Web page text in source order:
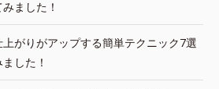
ました！
上がりがアップする簡単テクニック7選
した！